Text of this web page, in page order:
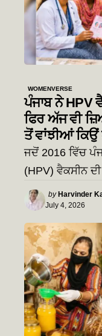
WOMENVERSE
ਪੰਜਾਬ ਨੇ HPV
ਫਿਰ ਅੱਜ ਵੀ
ਤੋਂ ਵਾਂਝੀਆਂ ਕਿਉਂ
ਜਦੋਂ 2016 ਵਿੱਚ
(HPV) ਵੈਕਸੀਨ
Posted
by
by Harvinder
July 4, 2026